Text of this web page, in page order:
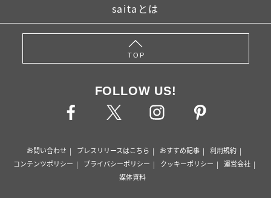
saitaとは
TOP
FOLLOW US!
お問い合わせ プレスリリースはこちら おすすめ記事
利用規約
コンテンツポリシー
プライバシーポリシー クッキーポリシー
運営会社
媒体資料